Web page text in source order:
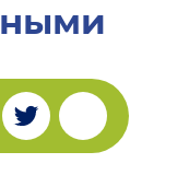
Fa
Tw
Sh